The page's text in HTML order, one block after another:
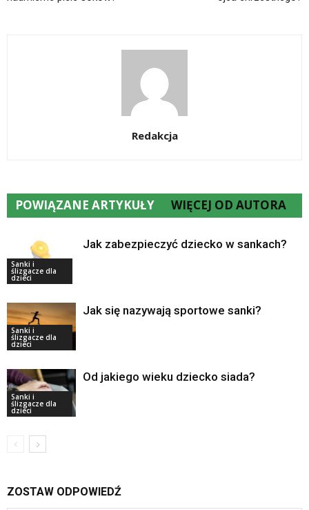
Redakcja
POWIĄZANE ARTYKUŁY WIĘCEJ OD AUTORA
Sanki i
ślizgacze dla
dzieci
Jak zabezpieczyć dziecko w sankach?
Sanki i
ślizgacze dla
dzieci
Jak się nazywają sportowe sanki?
Sanki i
ślizgacze dla
dzieci
Od jakiego wieku dziecko siada?
ZOSTAW ODPOWIEDŹ